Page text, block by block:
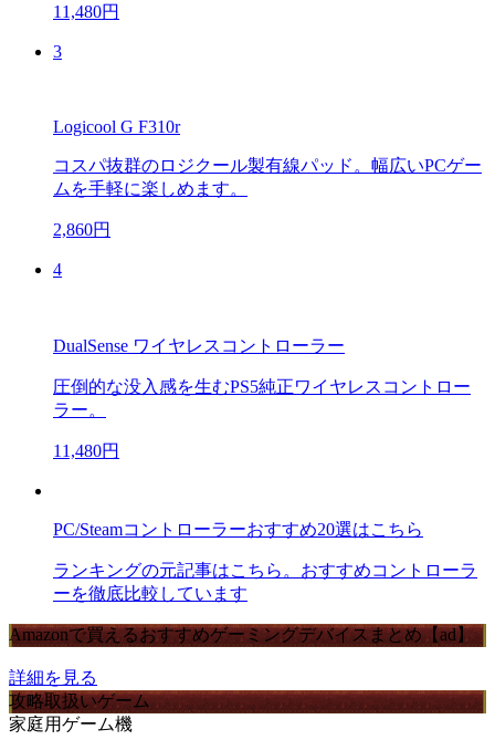
11,480円
3
Logicool G F310r
コスパ抜群のロジクール製有線パッド。幅広いPCゲー
ムを手軽に楽しめます。
2,860円
4
DualSense ワイヤレスコントローラー
圧倒的な没入感を生むPS5純正ワイヤレスコントロー
ラー。
11,480円
PC/Steamコントローラーおすすめ20選はこちら
ランキングの元記事はこちら。おすすめコントローラ
ーを徹底比較しています
Amazonで買えるおすすめゲーミングデバイスまとめ【ad】
詳細を見る
攻略取扱いゲーム
家庭用ゲーム機